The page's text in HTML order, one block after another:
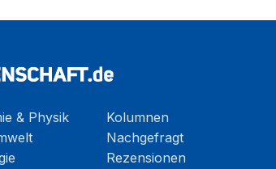
& Physik
Kolumnen
Nachgefragt
Rezensionen